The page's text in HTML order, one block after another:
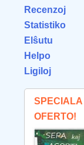
Recenzoj
Statistiko
Elŝutu
Helpo
Ligiloj
SPECIALA
OFERTO!